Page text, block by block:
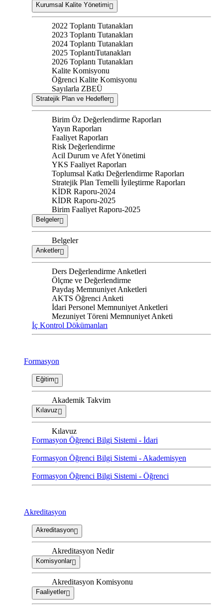
Kurumsal Kalite Yönetimi
2022 Toplantı Tutanakları
2023 Toplantı Tutanakları
2024 Toplantı Tutanakları
2025 ToplantıTutanakları
2026 Toplantı Tutanakları
Kalite Komisyonu
Öğrenci Kalite Komisyonu
Sayılarla ZBEÜ
Stratejik Plan ve Hedefler
Birim Öz Değerlendirme Raporları
Yayın Raporları
Faaliyet Raporları
Risk Değerlendirme
Acil Durum ve Afet Yönetimi
YKS Faaliyet Raporları
Toplumsal Katkı Değerlendirme Raporları
Stratejik Plan Temelli İyileştirme Raporları
KİDR Raporu-2024
KİDR Raporu-2025
Birim Faaliyet Raporu-2025
Belgeler
Belgeler
Anketler
Ders Değerlendirme Anketleri
Ölçme ve Değerlendirme
Paydaş Memnuniyet Anketleri
AKTS Öğrenci Anketi
İdari Personel Memnuniyet Anketleri
Mezuniyet Töreni Memnuniyet Anketi
İç Kontrol Dökümanları
Formasyon
Eğitim
Akademik Takvim
Kılavuz
Kılavuz
Formasyon Öğrenci Bilgi Sistemi - İdari
Formasyon Öğrenci Bilgi Sistemi - Akademisyen
Formasyon Öğrenci Bilgi Sistemi - Öğrenci
Akreditasyon
Akreditasyon
Akreditasyon Nedir
Komisyonlar
Akreditasyon Komisyonu
Faaliyetler